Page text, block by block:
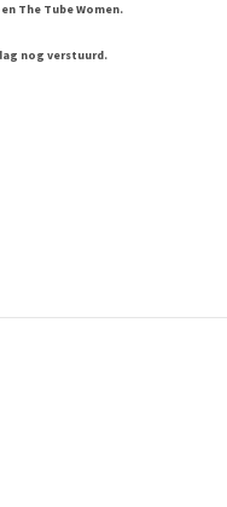
The Tube Women.
nog verstuurd.